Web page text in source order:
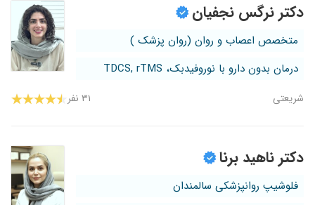
دکتر نرگس نجفیان
متخصص اعصاب و روان (روان پزشک )
درمان بدون دارو با نوروفیدبک، TDCS, rTMS
شریعتی ۳۱ نفر
دکتر ناهید برنا
فلوشیپ روانپزشکی سالمندان